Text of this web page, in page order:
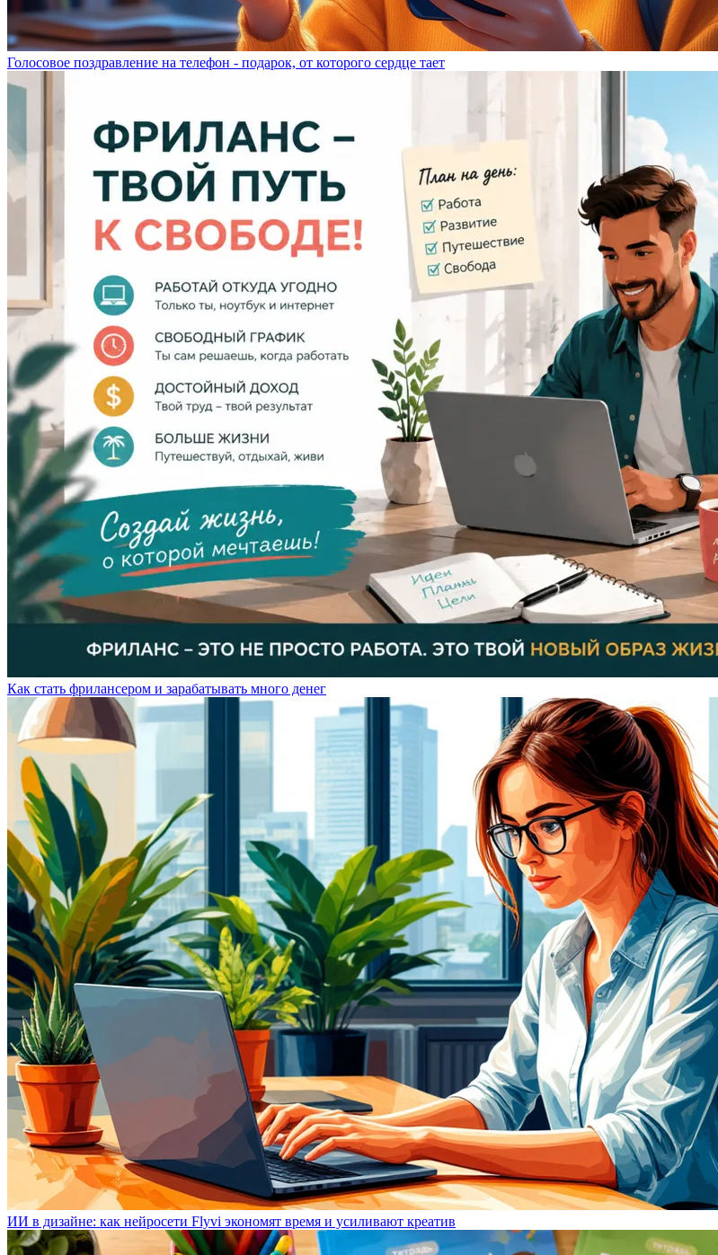
Голосовое поздравление на телефон - подарок, от которого сердце тает
Как стать фрилансером и зарабатывать много денег
ИИ в дизайне: как нейросети Flyvi экономят время и усиливают креатив